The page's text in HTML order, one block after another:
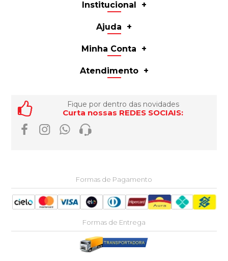
Institucional
Ajuda
Minha Conta
Atendimento
Fique por dentro das novidades
Curta nossas REDES SOCIAIS:
Formas de Pagamento
Formas de Entrega